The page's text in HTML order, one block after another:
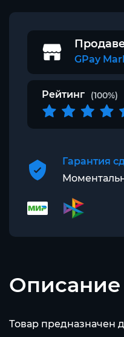
GPay
Рейтинг (100%)
Гарантия
Описание
Товар предназначен